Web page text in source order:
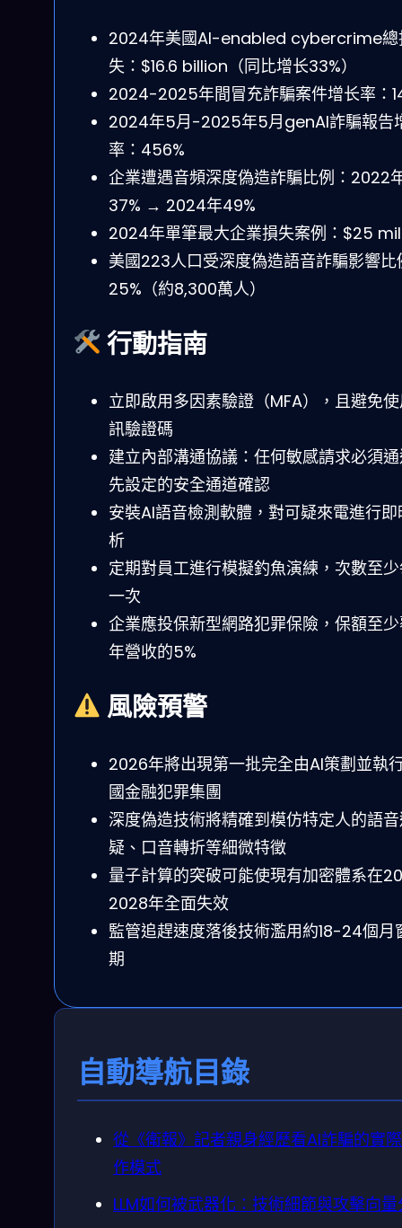
2024年美國AI-enabled cybercrime總
失：$16.6 billion（同比增长33%）
2024-2025年間冒充詐騙案件增长率：
2024年5月-2025年5月genAI詐騙報告
率：456%
企業遭遇音頻深度偽造詐騙比例：2022
37% → 2024年49%
2024年單筆最大企業損失案例：$25
美國223人口受深度偽造語音詐騙影響比
25%（約8,300萬人）
行動指南
立即啟用多因素驗證（MFA），且避免
訊驗證碼
建立內部溝通協議：任何敏感請求必須
先設定的安全通道確認
安裝AI語音檢測軟體，對可疑來電進行
析
定期對員工進行模擬釣魚演練，次數至
一次
企業應投保新型網路犯罪保險，保額至
年營收的5%
風險預警
2026年將出現第一批完全由AI策劃並執
國金融犯罪集團
深度偽造技術將精確到模仿特定人的語
疑、口音轉折等細微特徵
量子計算的突破可能使現有加密體系在
2028年全面失效
監管追趕速度落後技術濫用約18-24個月
期
自動導航目錄
從《衛報》記者親身經歷看AI詐騙的實
作模式
LLM如何被武器化：技術細節與攻擊向